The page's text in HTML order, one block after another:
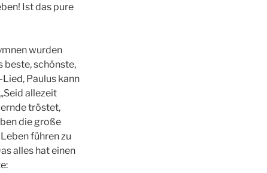
Ist das pure
wurden
beste, schönste,
Paulus kann
allezeit
tröstet,
die große
führen zu
alles hat einen